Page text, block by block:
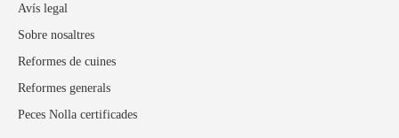
Avís legal
Sobre nosaltres
Reformes de cuines
Reformes generals
Peces Nolla certificades